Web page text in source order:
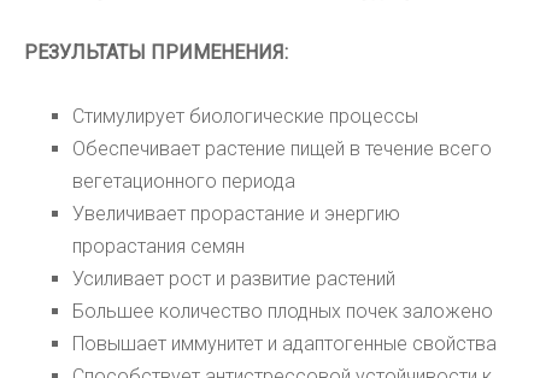
РЕЗУЛЬТАТЫ ПРИМЕНЕНИЯ:
Стимулирует биологические процессы
Обеспечивает растение пищей в течение всего
вегетационного периода
Увеличивает прорастание и энергию
прорастания семян
Усиливает рост и развитие растений
Большее количество плодных почек заложено
Повышает иммунитет и адаптогенные свойства